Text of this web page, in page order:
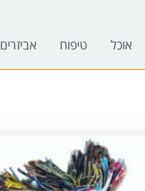
אוכל טיפוח אביזרים